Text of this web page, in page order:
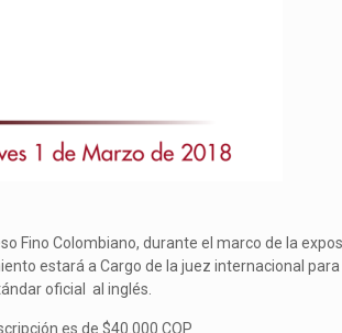
Fino Colombiano, durante el marco de la
estará a Cargo de la juez internacional para
oficial al inglés.
es de $40.000 COP